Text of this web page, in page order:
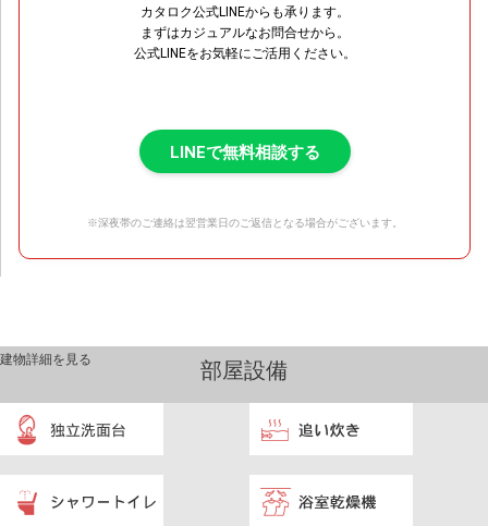
カタロク公式LINEからも承ります。
まずはカジュアルなお問合せから。
公式LINEをお気軽にご活用ください。
LINEで無料相談する
※深夜帯のご連絡は翌営業日のご返信となる場合がございます。
部屋設備
建物詳細を見る